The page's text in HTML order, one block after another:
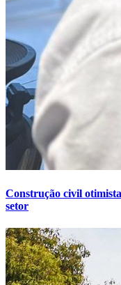
Construção civil
setor